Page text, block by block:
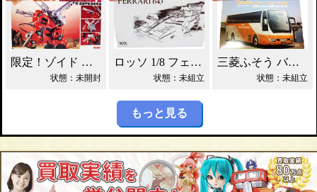
限定！ゾイド アイアンコング・マークⅡ買取！
状態：未開封
ロッソ 1/8 フェラーリ643 WRX買取！
状態：未組立
三菱ふそう バス エアロクィーン買取！
状態：未組立
もっと見る